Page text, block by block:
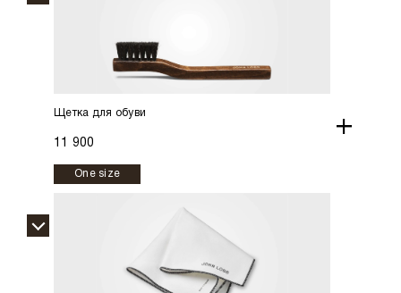
Щетка для обуви
11 900
One size
+